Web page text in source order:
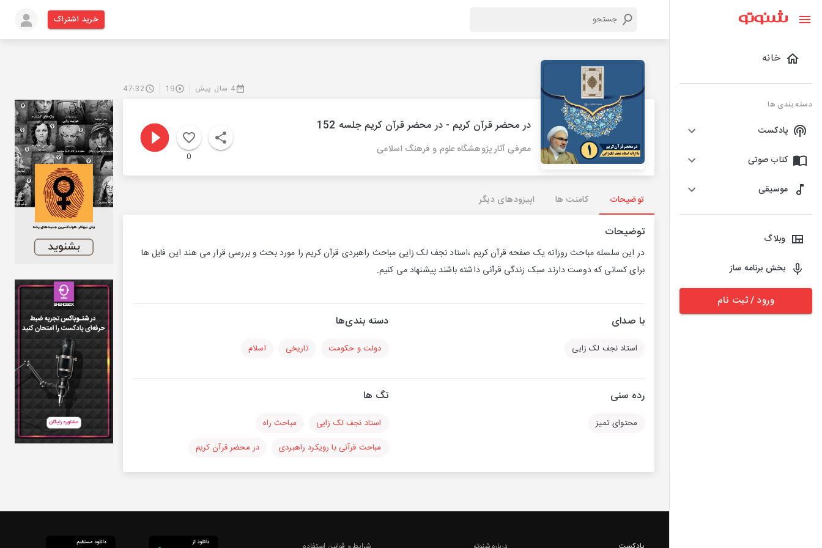
خانه
دسته بندی ها
پادکست
کتاب صوتی
موسیقی
وبلاگ
بخش برنامه ساز
ورود / ثبت نام
خرید اشتراک
4 سال پیش 19
47:32
در محضر قرآن کریم - در محضر قرآن کریم جلسه 152
معرفی آثار پژوهشگاه علوم و فرهنگ اسلامی
0
توضیحات کامنت ها اپیزودهای دیگر
توضیحات
در این سلسله مباحث روزانه یک صفحه قرآن کریم ،استاد نجف لک زایی مباحث راهبردی قرآن کریم را مورد بحث و بررسی قرار می هند این فایل ها
برای کسانی که دوست دارند سبک زندگی قرآنی داشته باشند پیشنهاد می کنیم.
با صدای
استاد نجف لک زایی
دسته بندی‌ها
دولت و حکومت تاریخی اسلام
رده سنی
محتوای تمیز
تگ ها
استاد نجف لک زایی
مباحث راه
مباحث قرآنی با رویکرد راهبردی
در محضر قرآن کریم